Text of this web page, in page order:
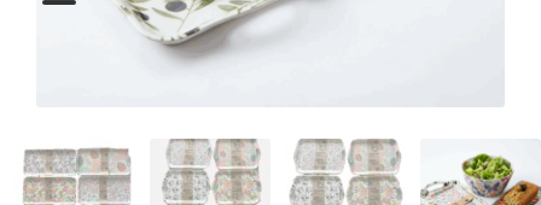
מתכונים שלכם
מאמרים